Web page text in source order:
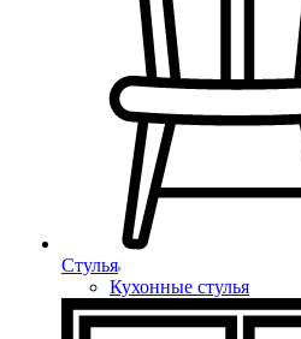
Стулья
Кухонные стулья